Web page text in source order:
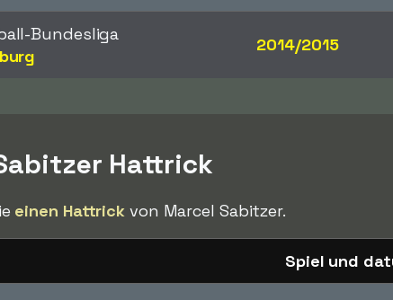
Bundesliga
2014/2015
Hattrick
einen Hattrick von Marcel Sabitzer.
Spiel und